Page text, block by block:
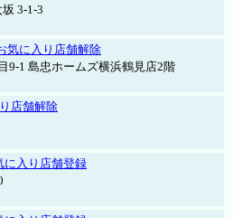
3-1-3
気に入り店舗解除
9-1 島忠ホームズ横浜鶴見店2階
店舗解除
に入り店舗登録